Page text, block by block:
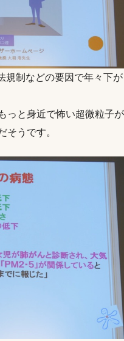
規制などの要因で年々下が
っと身近で怖い超微粒子が
そうです。